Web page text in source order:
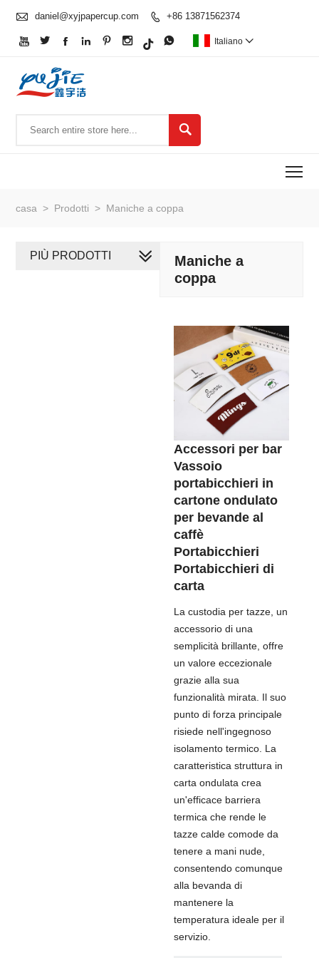
 daniel@xyjpapercup.com  +86 13871562374
       Italiano 

casa > Prodotti > Maniche a coppa
Maniche a
coppa
Accessori per bar
Vassoio
portabicchieri in
cartone ondulato
per bevande al
caffè
Portabicchieri
Portabicchieri di
carta
La custodia per tazze, un
accessorio di una
semplicità brillante, offre
un valore eccezionale
grazie alla sua
funzionalità mirata. Il suo
punto di forza principale
risiede nell'ingegnoso
isolamento termico. La
caratteristica struttura in
carta ondulata crea
un'efficace barriera
termica che rende le
tazze calde comode da
tenere a mani nude,
consentendo comunque
alla bevanda di
mantenere la
temperatura ideale per il
servizio.
PIÙ PRODOTTI